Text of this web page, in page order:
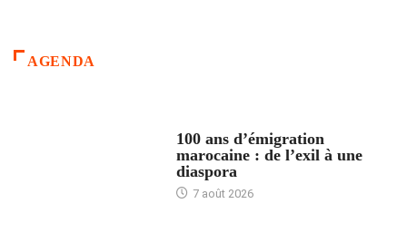
AGENDA
100 ans d’émigration
marocaine : de l’exil à une
diaspora
7 août 2026